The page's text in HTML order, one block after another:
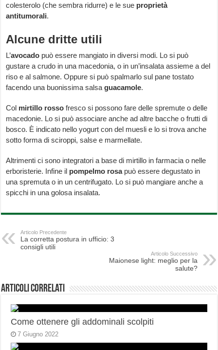
colesterolo (che sembra ridurre) e le sue proprietà
antitumorali.
Alcune dritte utili
L’avocado può essere mangiato in diversi modi. Lo si può
gustare a crudo in una macedonia, o in un’insalata assieme a del
riso e al salmone. Oppure si può spalmarlo sul pane tostato
facendo una buonissima salsaguacamole.
Col mirtillo rosso fresco si possono fare delle spremute o delle
macedonie. Lo si può associare anche ad altre bacche o frutti di
bosco. È indicato nello yogurt con del muesli e lo si trova anche
sotto forma di sciroppi, salse e marmellate.
Altrimenti ci sono integratori a base di mirtillo in farmacia o nelle
erboristerie. Infine il pompelmo rosapuò essere degustato in
una spremuta o in un centrifugato. Lo si può mangiare anche a
spicchi in una golosa insalata.
Articolo Precedente
La corretta postura in ufficio: 3
consigli utili
Articolo Successivo
Maionese light: meglio per la
salute?
Articoli correlati
Come ottenere gli addominali scolpiti
7 Giugno 2022